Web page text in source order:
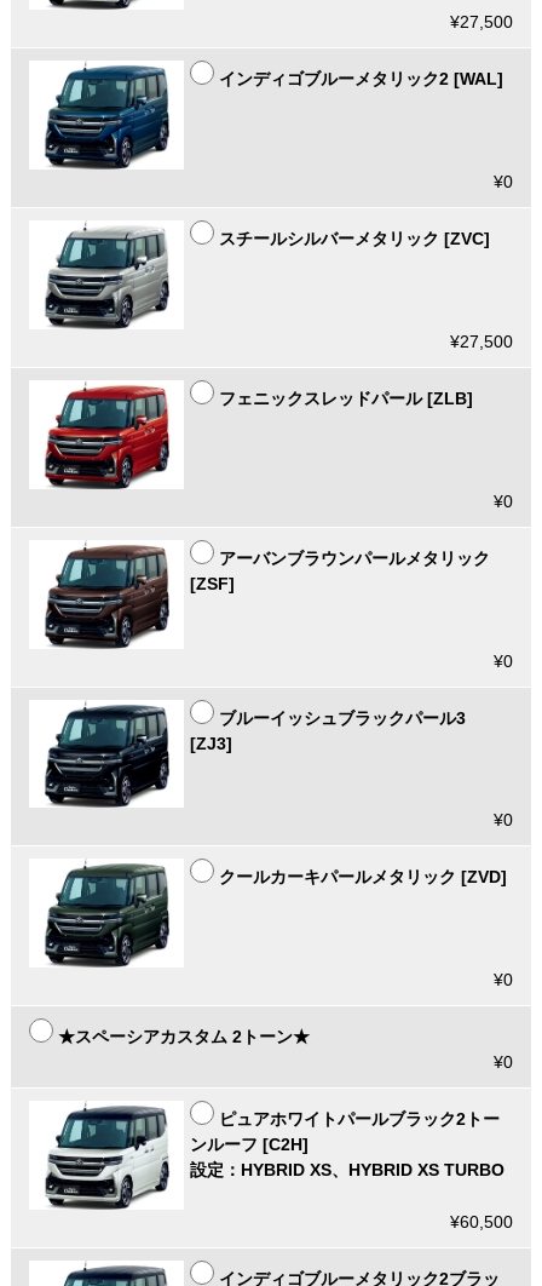
¥27,500
インディゴブルーメタリック2 [WAL]
¥0
スチールシルバーメタリック [ZVC]
¥27,500
フェニックスレッドパール [ZLB]
¥0
アーバンブラウンパールメタリック
[ZSF]
¥0
ブルーイッシュブラックパール3
[ZJ3]
¥0
クールカーキパールメタリック [ZVD]
¥0
★スペーシアカスタム 2トーン★
¥0
ピュアホワイトパールブラック2トー
ンルーフ [C2H]
設定：HYBRID XS、HYBRID XS TURBO
¥60,500
インディゴブルーメタリック2ブラッ